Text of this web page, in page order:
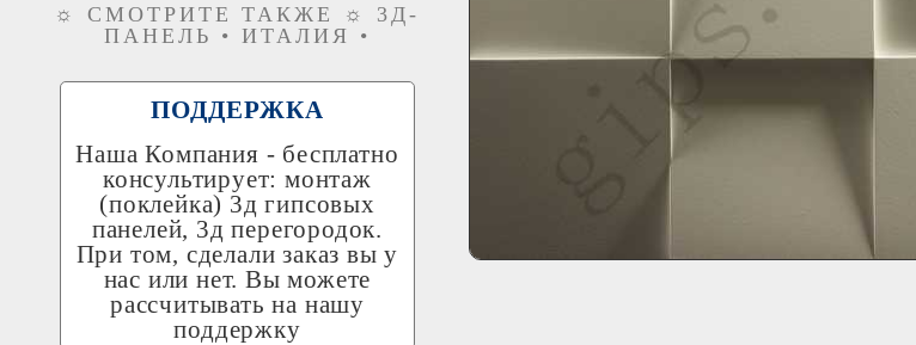
☼ СМОТРИТЕ ТАКЖЕ ☼ 3Д-
ПАНЕЛЬ • ИТАЛИЯ •
ПОДДЕРЖКА
Наша Компания - бесплатно
консультирует: монтаж
(поклейка) 3д гипсовых
панелей, 3д перегородок.
При том, сделали заказ вы у
нас или нет. Вы можете
рассчитывать на нашу
поддержку